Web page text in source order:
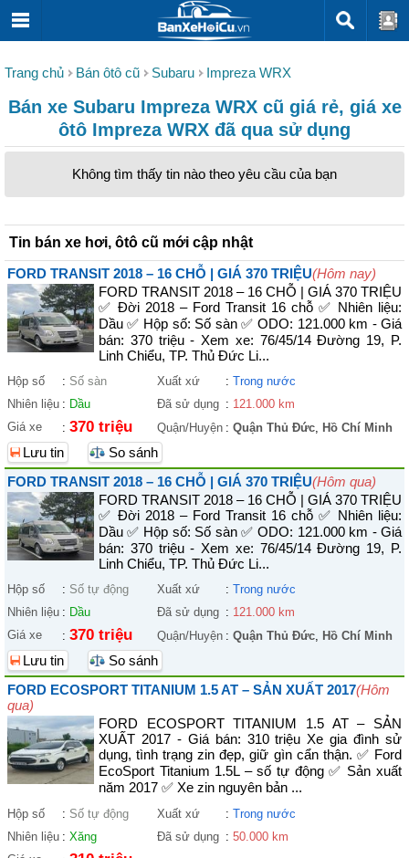
Trang chủ Bán ôtô cũ Subaru Impreza WRX
Bán xe Subaru Impreza WRX cũ giá rẻ, giá xe
ôtô Impreza WRX đã qua sử dụng
Không tìm thấy tin nào theo yêu cầu của bạn
Tin bán xe hơi, ôtô cũ mới cập nhật
FORD TRANSIT 2018 – 16 CHỖ | GIÁ 370 TRIỆU(Hôm nay)
FORD TRANSIT 2018 – 16 CHỖ | GIÁ 370 TRIỆU
✅ Đời 2018 – Ford Transit 16 chỗ ✅ Nhiên liệu:
Dầu ✅ Hộp số: Số sàn ✅ ODO: 121.000 km - Giá
bán: 370 triệu - Xem xe: 76/45/14 Đường 19, P.
Linh Chiểu, TP. Thủ Đức Li...
Hộp số : Số sàn Xuất xứ : Trong nước
Nhiên liệu : Dầu Đã sử dụng : 121.000 km
Giá xe
: 370 triệu Quận/Huyện : Quận Thủ Đức, Hồ Chí Minh
Lưu tin
So sánh
FORD TRANSIT 2018 – 16 CHỖ | GIÁ 370 TRIỆU(Hôm qua)
FORD TRANSIT 2018 – 16 CHỖ | GIÁ 370 TRIỆU
✅ Đời 2018 – Ford Transit 16 chỗ ✅ Nhiên liệu:
Dầu ✅ Hộp số: Số sàn ✅ ODO: 121.000 km - Giá
bán: 370 triệu - Xem xe: 76/45/14 Đường 19, P.
Linh Chiểu, TP. Thủ Đức Li...
Hộp số : Số tự động Xuất xứ : Trong nước
Nhiên liệu : Dầu Đã sử dụng : 121.000 km
Giá xe
: 370 triệu Quận/Huyện : Quận Thủ Đức, Hồ Chí Minh
Lưu tin
So sánh
FORD ECOSPORT TITANIUM 1.5 AT – SẢN XUẤT 2017(Hôm
qua)
FORD ECOSPORT TITANIUM 1.5 AT – SẢN
XUẤT 2017 - Giá bán: 310 triệu Xe gia đình sử
dụng, tình trạng zin đẹp, giữ gìn cẩn thận. ✅ Ford
EcoSport Titanium 1.5L – số tự động ✅ Sản xuất
năm 2017 ✅ Xe zin nguyên bản ...
Hộp số : Số tự động Xuất xứ : Trong nước
Nhiên liệu : Xăng Đã sử dụng : 50.000 km